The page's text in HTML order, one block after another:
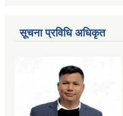
सूचना प्रविधि अधिकृत